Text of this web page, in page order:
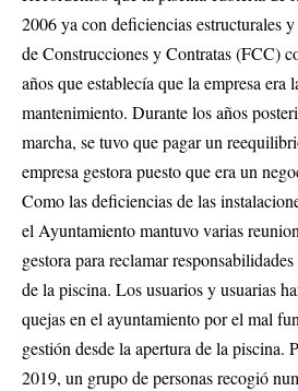
2006 ya con deficiencias estructurales
de Construcciones y Contratas (FCC)
años que establecía que la empresa era
mantenimiento. Durante los años
marcha, se tuvo que pagar un
empresa gestora puesto que era un
Como las deficiencias de las
el Ayuntamiento mantuvo varias
gestora para reclamar
de la piscina. Los usuarios y usuarias
quejas en el ayuntamiento por el mal
gestión desde la apertura de la piscina.
2019, un grupo de personas recogió